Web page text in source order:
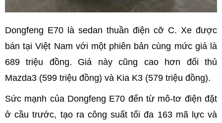
Dongfeng E70 là sedan thuần điện cỡ C. Xe được
bán tại Việt Nam với một phiên bản cùng mức giá là
689 triệu đồng. Giá này cũng cao hơn đối thủ
Mazda3 (599 triệu đồng) và Kia K3 (579 triệu đồng).
Sức mạnh của Dongfeng E70 đến từ mô-tơ điện đặt
ở cầu trước, tạo ra công suất tối đa 163 mã lực và